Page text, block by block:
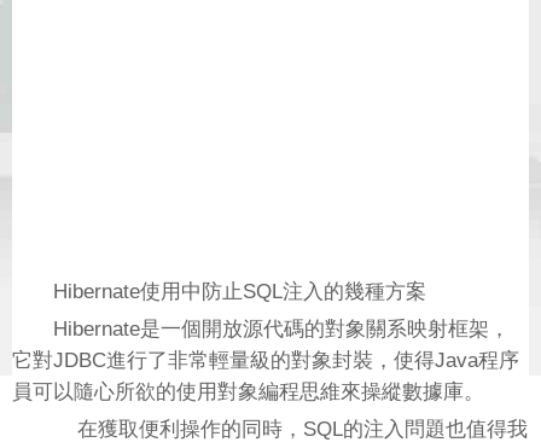
Hibernate使用中防止SQL注入的幾種方案
Hibernate是一個開放源代碼的對象關系映射框架，
它對JDBC進行了非常輕量級的對象封裝，使得Java程序
員可以隨心所欲的使用對象編程思維來操縱數據庫。
在獲取便利操作的同時，SQL的注入問題也值得我